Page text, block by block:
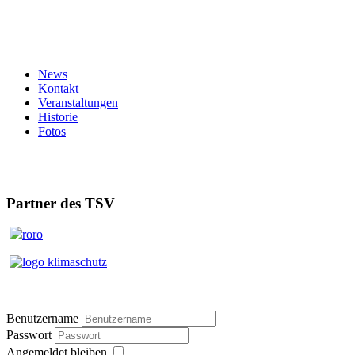
News
Kontakt
Veranstaltungen
Historie
Fotos
Partner des TSV
Benutzername
Passwort